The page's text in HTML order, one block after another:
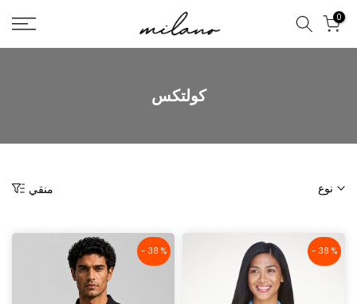
تخطى
الى
المحتوى
0
كولتكس
منقي نوع
- 38 % - 38 %